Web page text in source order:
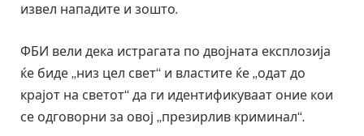
извел нападите и зошто.
ФБИ вели дека истрагата по двојната експлозија
ќе биде „низ цел свет“ и властите ќе „одат до
крајот на светот“ да ги идентификуваат оние кои
се одговорни за овој „презирлив криминал“.